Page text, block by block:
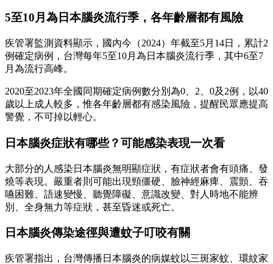
5至10月為日本腦炎流行季，各年齡層都有風險
疾管署監測資料顯示，國內今（2024）年截至5月14日，累計2
例確定病例，台灣每年5至10月為日本腦炎流行季，其中6至7
月為流行高峰。
2020至2023年全國同期確定病例數分別為0、2、0及2例，以40
歲以上成人較多，惟各年齡層都有感染風險，提醒民眾應提高
警覺，不可掉以輕心。
日本腦炎症狀有哪些？可能感染表現一次看
大部分的人感染日本腦炎無明顯症狀，有症狀者會有頭痛、發
燒等表現。嚴重者則可能出現頸僵硬、臉神經麻痺、震顫、吞
嚥困難、語速變慢、聽覺障礙、意識改變、對人時地不能辨
別、全身無力等症狀，甚至昏迷或死亡。
日本腦炎傳染途徑與遭蚊子叮咬有關
疾管署指出，台灣傳播日本腦炎的病媒蚊以三斑家蚊、環紋家